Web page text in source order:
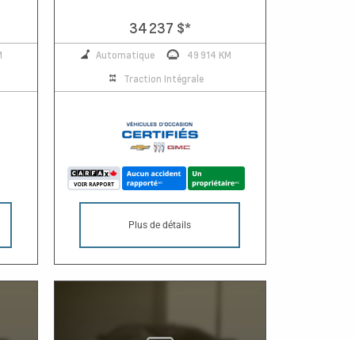
34 237 $*
Automatique
49 914 KM
Traction Intégrale
Plus de détails